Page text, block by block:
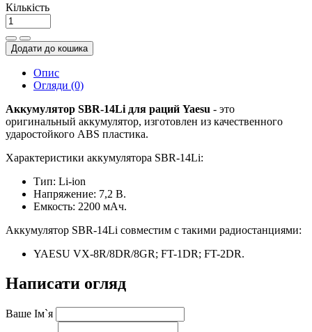
Кількість
Додати до кошика
Опис
Огляди (0)
Аккумулятор SBR-14Li для раций Yaesu - это
оригинальный аккумулятор, изготовлен из качественного
ударостойкого ABS пластика.
Характеристики аккумулятора SBR-14Li:
Тип: Li-ion
Напряжение: 7,2 В.
Емкость: 2200 мАч.
Аккумулятор SBR-14Li совместим с такими радиостанциями:
YAESU VX-8R/8DR/8GR; FT-1DR; FT-2DR.
Написати огляд
Ваше Ім`я